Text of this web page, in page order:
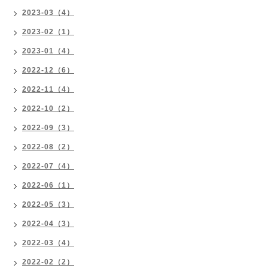
2023-03（4）
2023-02（1）
2023-01（4）
2022-12（6）
2022-11（4）
2022-10（2）
2022-09（3）
2022-08（2）
2022-07（4）
2022-06（1）
2022-05（3）
2022-04（3）
2022-03（4）
2022-02（2）